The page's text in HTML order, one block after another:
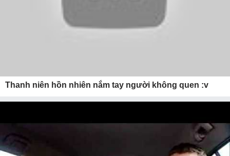
Thanh niên hồn nhiên nắm tay người không quen :v